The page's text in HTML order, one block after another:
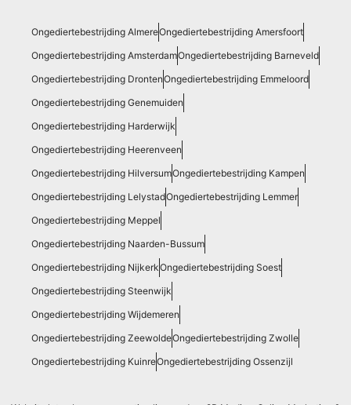
Ongediertebestrijding AlmereOngediertebestrijding Amersfoort
Ongediertebestrijding AmsterdamOngediertebestrijding Barneveld
Ongediertebestrijding DrontenOngediertebestrijding Emmeloord
Ongediertebestrijding Genemuiden
Ongediertebestrijding Harderwijk
Ongediertebestrijding Heerenveen
Ongediertebestrijding HilversumOngediertebestrijding Kampen
Ongediertebestrijding LelystadOngediertebestrijding Lemmer
Ongediertebestrijding Meppel
Ongediertebestrijding Naarden-Bussum
Ongediertebestrijding NijkerkOngediertebestrijding Soest
Ongediertebestrijding Steenwijk
Ongediertebestrijding Wijdemeren
Ongediertebestrijding ZeewoldeOngediertebestrijding Zwolle
Ongediertebestrijding KuinreOngediertebestrijding Ossenzijl